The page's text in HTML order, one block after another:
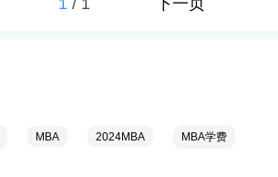
下一页
MBA 2024MBA MBA学费